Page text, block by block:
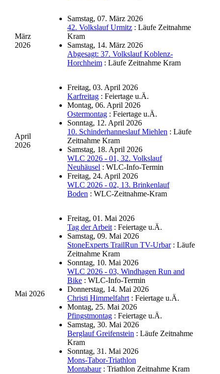
März
2026
Samstag, 07. März 2026
42. Volkslauf Urmitz : Läufe Zeitnahme
Kram
Samstag, 14. März 2026
Abgesagt: 37. Volkslauf Koblenz-
Horchheim : Läufe Zeitnahme Kram
April
2026
Freitag, 03. April 2026
Karfreitag : Feiertage u.Ä.
Montag, 06. April 2026
Ostermontag : Feiertage u.Ä.
Sonntag, 12. April 2026
10. Schinderhanneslauf Miehlen : Läufe
Zeitnahme Kram
Samstag, 18. April 2026
WLC 2026 - 01, 32. Volkslauf
Neuhäusel : WLC-Info-Termin
Freitag, 24. April 2026
WLC 2026 - 02, 13. Brinkenlauf
Boden : WLC-Zeitnahme-Kram
Mai 2026
Freitag, 01. Mai 2026
Tag der Arbeit : Feiertage u.Ä.
Samstag, 09. Mai 2026
StoneExperts TrailRun TV-Urbar: Läufe
Zeitnahme Kram
Sonntag, 10. Mai 2026
WLC 2026 - 03, Windhagen Run and
Bike : WLC-Info-Termin
Donnerstag, 14. Mai 2026
Christi Himmelfahrt : Feiertage u.Ä.
Montag, 25. Mai 2026
Pfingstmontag : Feiertage u.Ä.
Samstag, 30. Mai 2026
Berglauf Greifenstein : Läufe Zeitnahme
Kram
Sonntag, 31. Mai 2026
Mons-Tabor-Triathlon
Montabaur: Triathlon Zeitnahme Kram